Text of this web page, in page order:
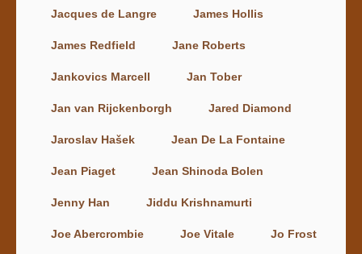
Jacques de Langre James Hollis
James Redfield Jane Roberts
Jankovics Marcell Jan Tober
Jan van Rijckenborgh Jared Diamond
Jaroslav Hašek Jean De La Fontaine
Jean Piaget Jean Shinoda Bolen
Jenny Han Jiddu Krishnamurti
Joe Abercrombie Joe Vitale Jo Frost